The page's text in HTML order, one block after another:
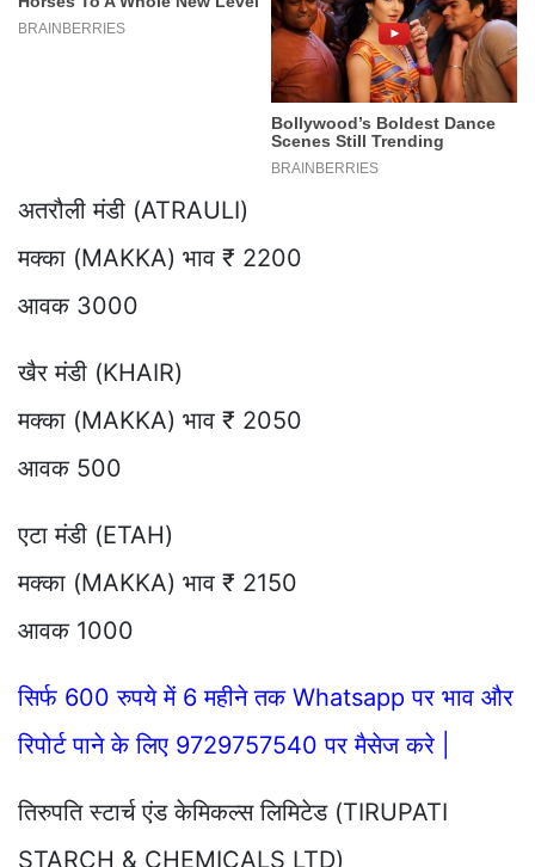
अतरौली मंडी (ATRAULI)
मक्का (MAKKA) भाव ₹ 2200
आवक 3000
खैर मंडी (KHAIR)
मक्का (MAKKA) भाव ₹ 2050
आवक 500
एटा मंडी (ETAH)
मक्का (MAKKA) भाव ₹ 2150
आवक 1000
सिर्फ 600 रुपये में 6 महीने तक Whatsapp पर भाव और
रिपोर्ट पाने के लिए 9729757540 पर मैसेज करे |
तिरुपति स्टार्च एंड केमिकल्स लिमिटेड (TIRUPATI
STARCH & CHEMICALS LTD)